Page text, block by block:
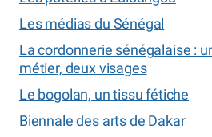
Les médias du Sénégal
La cordonnerie sénégalaise :
métier, deux visages
Le bogolan, un tissu fétiche
Biennale des arts de Dakar